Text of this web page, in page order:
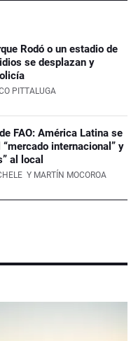
Rodó o un estadio de
se desplazan y
PITTALUGA
FAO: América Latina se
internacional” y
al local
Y MARTÍN MOCOROA